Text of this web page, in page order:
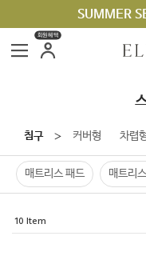
SUMMER
회원혜택
침구 ＞ 커버형 차렵
매트리스 패드 매트리
10